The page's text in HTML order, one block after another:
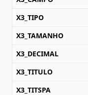
X3_TIPO
X3_TAMANHO
X3_DECIMAL
X3_TITULO
X3_TITSPA